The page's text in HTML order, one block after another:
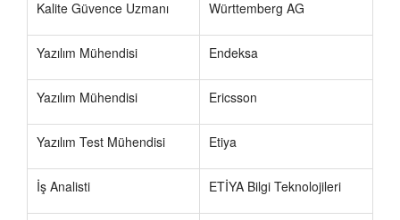
Kalite Güvence Uzmanı
Württemberg AG
Yazılım Mühendisi Endeksa
Yazılım Mühendisi Ericsson
Yazılım Test Mühendisi Etiya
İş Analisti ETİYA Bilgi Teknolojileri